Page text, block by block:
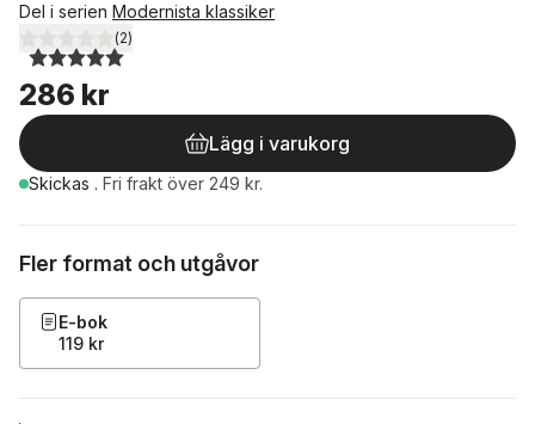
Del i serien Modernista klassiker
5,0utav 5 stjärnor. Totalt antal röster:
(2)
286 kr
Lägg i varukorg
Skickas . Fri frakt över 249 kr.
Fler format och utgåvor
E-bok
119 kr